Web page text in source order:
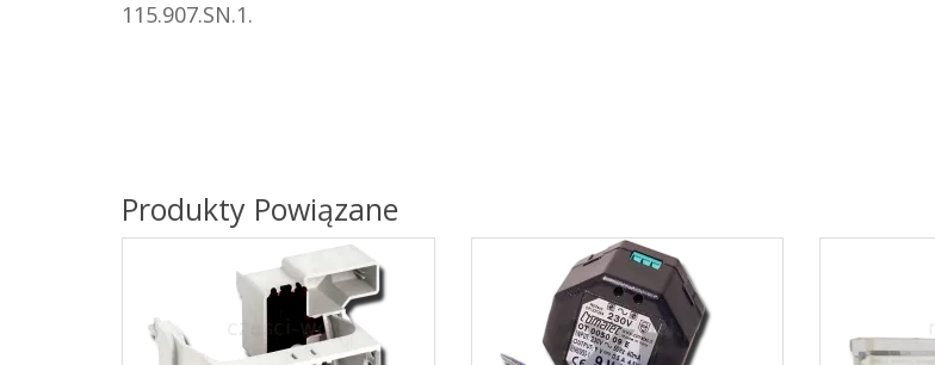
115.907.SN.1.
Produkty Powiązane